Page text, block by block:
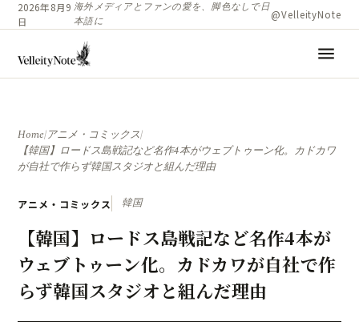
2026年8月9
日
海外メディアとファンの愛を、脚色なしで日
本語に
@VelleityNote
menu
Home/アニメ・コミックス/
【韓国】ロードス島戦記など名作4本がウェブトゥーン化。カドカワ
が自社で作らず韓国スタジオと組んだ理由
アニメ・コミックス 韓国
【韓国】ロードス島戦記など名作4本が
ウェブトゥーン化。カドカワが自社で作
らず韓国スタジオと組んだ理由